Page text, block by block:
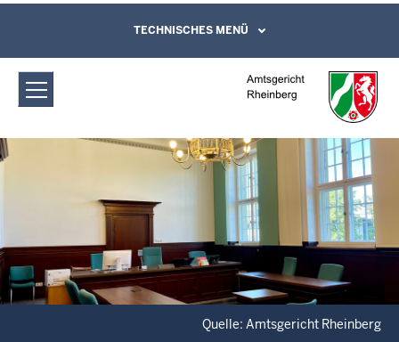
Amtsgericht Rheinberg:
Sitzungstermine
Direkt zum Inhalt
Leichte Sprache, Gebärdensprachenvideo
und Kontaktformular
TECHNISCHES MENÜ
Quelle: Amtsgericht Rheinberg